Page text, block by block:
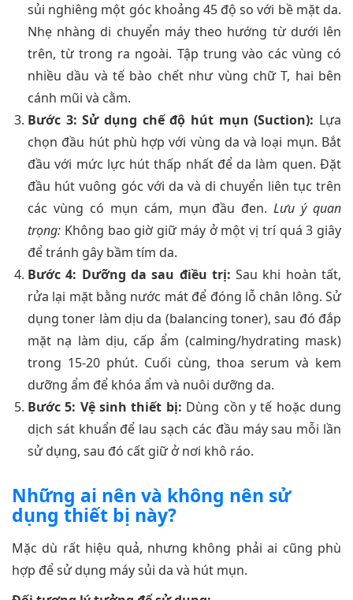
sủi nghiêng một góc khoảng 45 độ so với bề mặt da.
Nhẹ nhàng di chuyển máy theo hướng từ dưới lên
trên, từ trong ra ngoài. Tập trung vào các vùng có
nhiều dầu và tế bào chết như vùng chữ T, hai bên
cánh mũi và cằm.
Bước 3: Sử dụng chế độ hút mụn (Suction): Lựa
chọn đầu hút phù hợp với vùng da và loại mụn. Bắt
đầu với mức lực hút thấp nhất để da làm quen. Đặt
đầu hút vuông góc với da và di chuyển liên tục trên
các vùng có mụn cám, mụn đầu đen.Lưu ý quan
trọng: Không bao giờ giữ máy ở một vị trí quá 3 giây
để tránh gây bầm tím da.
Bước 4: Dưỡng da sau điều trị: Sau khi hoàn tất,
rửa lại mặt bằng nước mát để đóng lỗ chân lông. Sử
dụng toner làm dịu da (balancing toner), sau đó đắp
mặt nạ làm dịu, cấp ẩm (calming/hydrating mask)
trong 15-20 phút. Cuối cùng, thoa serum và kem
dưỡng ẩm để khóa ẩm và nuôi dưỡng da.
Bước 5: Vệ sinh thiết bị: Dùng cồn y tế hoặc dung
dịch sát khuẩn để lau sạch các đầu máy sau mỗi lần
sử dụng, sau đó cất giữ ở nơi khô ráo.
Những ai nên và không nên sử
dụng thiết bị này?
Mặc dù rất hiệu quả, nhưng không phải ai cũng phù
hợp để sử dụng máy sủi da và hút mụn.